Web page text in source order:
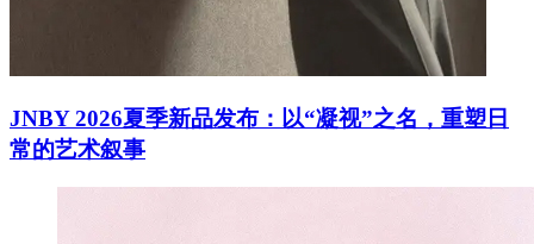
JNBY 2026夏季新品发布：以“凝视”之名，重塑日
常的艺术叙事